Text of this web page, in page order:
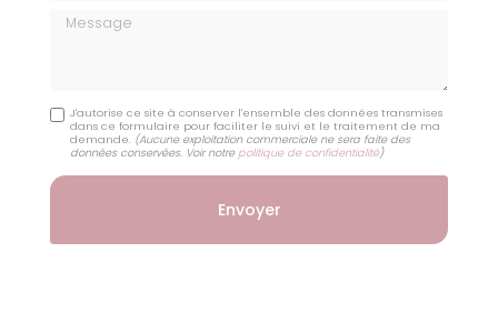
Message
J'autorise ce site à conserver l'ensemble des données transmises
dans ce formulaire pour faciliter le suivi et le traitement de ma
demande. (Aucune exploitation commerciale ne sera faite des
données conservées. Voir notre politique de confidentialité)